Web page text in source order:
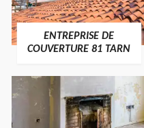
ENTREPRISE DE
COUVERTURE 81 TARN